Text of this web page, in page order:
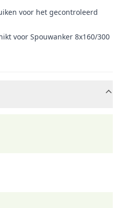
voor het gecontroleerd
voor Spouwanker 8x160/300